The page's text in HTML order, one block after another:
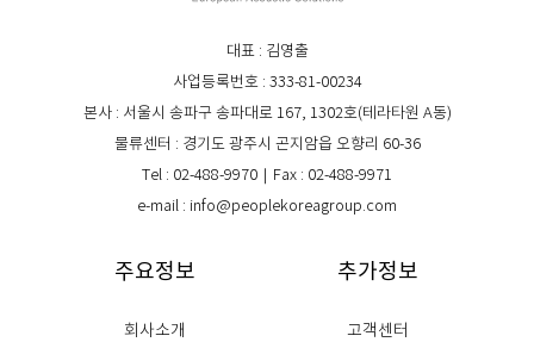
대표 : 김영출
사업등록번호 : 333-81-00234
본사 : 서울시 송파구 송파대로 167, 1302호(테라타원 A동)
물류센터 : 경기도 광주시 곤지암읍 오향리 60-36
Tel : 02-488-9970｜Fax : 02-488-9971
e-mail : info@peoplekoreagroup.com
주요정보
회사소개
추가정보
고객센터